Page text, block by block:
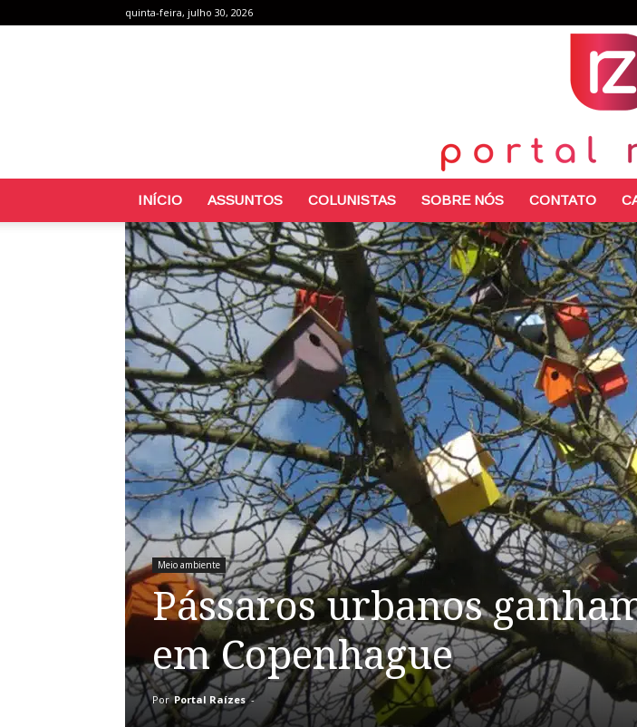
quinta-feira, julho 30, 2026
INÍCIO ASSUNTOS COLUNISTAS SOBRE NÓS CONTATO
Meio ambiente
Pássaros urbanos
em Copenhague
Por Portal Raízes -